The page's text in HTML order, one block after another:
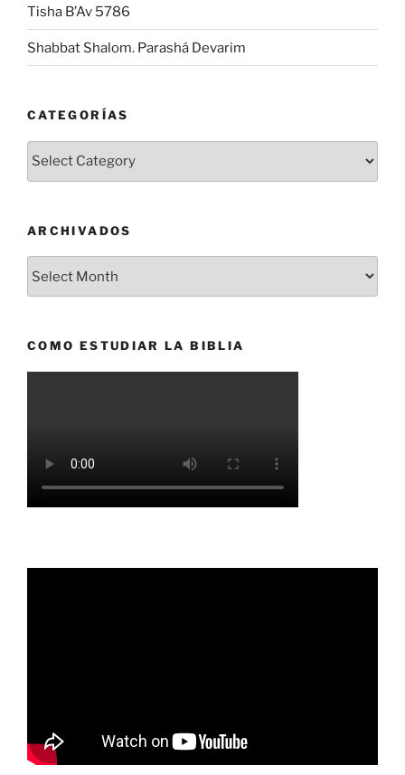
Tisha B’Av 5786
Shabbat Shalom. Parashá Devarim
CATEGORÍAS
Categorías
ARCHIVADOS
COMO ESTUDIAR LA BIBLIA